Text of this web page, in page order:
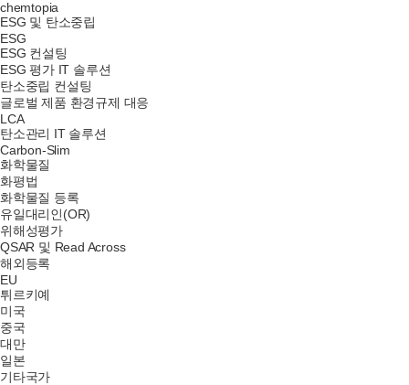
chemtopia
ESG 및 탄소중립
ESG
ESG 컨설팅
ESG 평가 IT 솔루션
탄소중립 컨설팅
글로벌 제품 환경규제 대응
LCA
탄소관리 IT 솔루션
Carbon-Slim
화학물질
화평법
화학물질 등록
유일대리인(OR)
위해성평가
QSAR 및 Read Across
해외등록
EU
튀르키예
미국
중국
대만
일본
기타국가